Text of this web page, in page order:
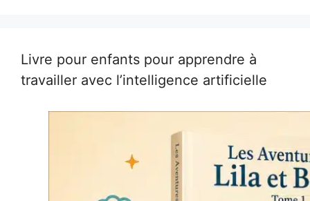
Livre pour enfants pour apprendre à
travailler avec l’intelligence artificielle